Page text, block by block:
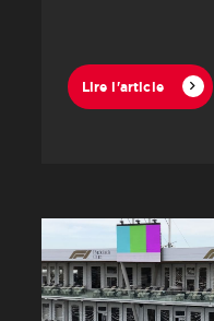
Lire l'article